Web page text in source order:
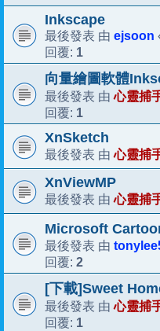
Inkscape
最後發表 由 ejsoon
回覆: 1
向量繪圖軟體
最後發表 由心靈捕
回覆: 1
XnSketch
最後發表 由心靈捕
XnViewMP
最後發表 由心靈捕
Microsoft
最後發表 由
回覆: 2
[下載]Sweet
最後發表 由心靈捕
回覆: 1